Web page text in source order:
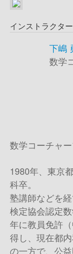
インストラクター
下嶋
数学
数学コーチャ
1980年、東京
科卒。
塾講師などを
検定協会認定
年に教員免許
得し、現在都
の一方で、公